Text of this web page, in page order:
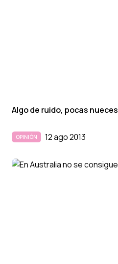
Algo de ruido, pocas nueces
OPINIÓN 12 ago 2013